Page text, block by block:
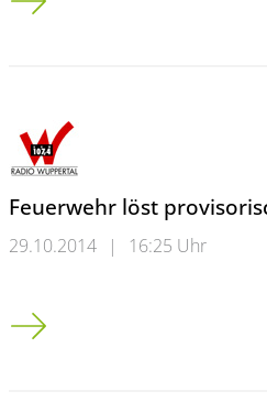
Feuerwehr löst
29.10.2014 | 16:25 Uhr
Feuerwehr löst provisorische